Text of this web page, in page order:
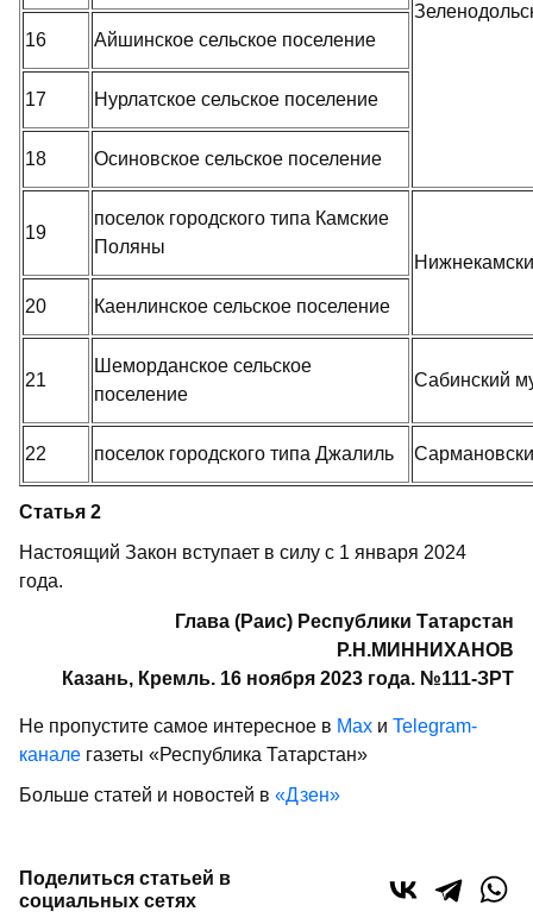
16 Айшинское сельское поселение
17 Нурлатское сельское поселение
18 Осиновское сельское поселение
19
поселок городского типа Камские
Поляны
20 Каенлинское сельское поселение
21
Шеморданское сельское
поселение
Сабинский
22 поселок городского типа Джалиль
Статья 2
Настоящий Закон вступает в силу с 1 января 2024
года.
Глава (Раис) Республики Татарстан
Р.Н.МИННИХАНОВ
Казань, Кремль. 16 ноября 2023 года. №111-ЗРТ
Не пропустите самое интересное в Max и Telegram-
канале газеты «Республика Татарстан»
Больше статей и новостей в «Дзен»
Поделиться статьей в
социальных сетях